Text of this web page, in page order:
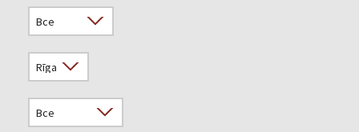
Оценка недвижимости
Предприятие
Услуги